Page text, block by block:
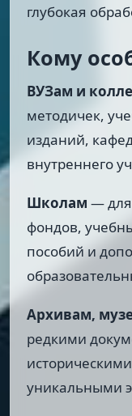
глубокая
Кому
ВУЗам и
методичек,
изданий,
внутреннего
Школам — для
фондов,
пособий и
Архивам,
редкими
уникальными